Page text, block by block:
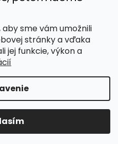
sme vám umožnili
stránky a vďaka
jej funkcie, výkon a
platby:
. Všetky práva
nastavenie cookies